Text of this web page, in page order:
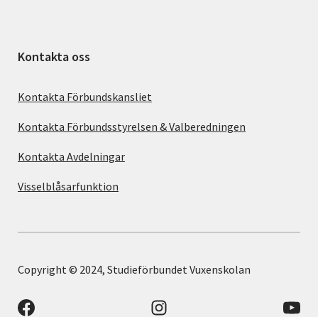
Kontakta oss
Kontakta Förbundskansliet
Kontakta Förbundsstyrelsen & Valberedningen
Kontakta Avdelningar
Visselblåsarfunktion
Copyright © 2024, Studieförbundet Vuxenskolan